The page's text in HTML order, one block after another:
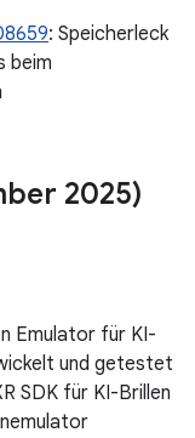
: Speicherleck
beim
2025)
Emulator für KI-
und getestet
SDK für KI-Brillen